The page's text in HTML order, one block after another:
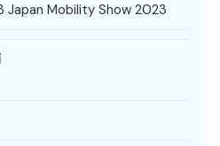
Japan Mobility Show 2023